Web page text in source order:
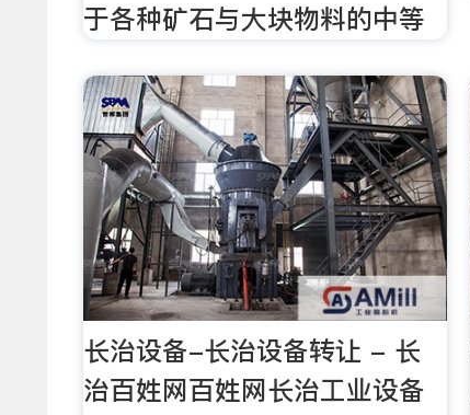
于各种矿石与大块物料的中等
长治设备-长治设备转让 - 长
治百姓网百姓网长治工业设备